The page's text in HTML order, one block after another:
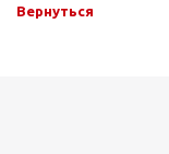
Вернуться